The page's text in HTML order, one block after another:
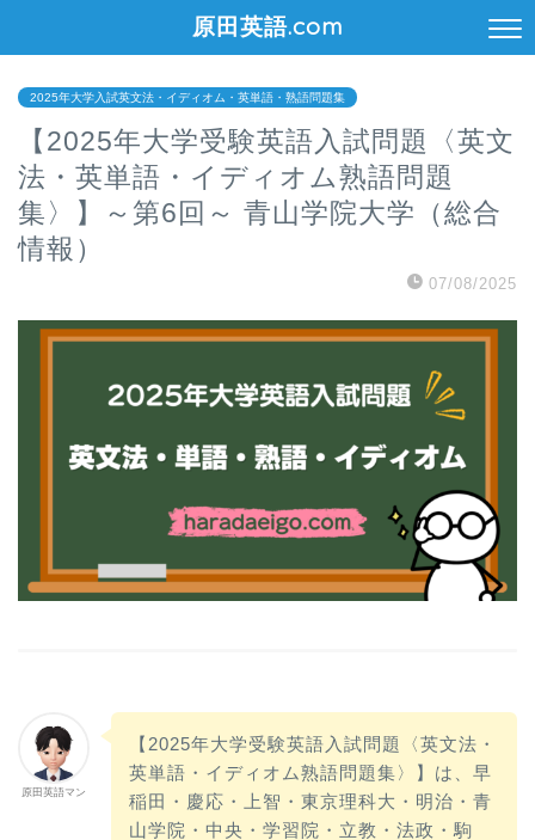
原田英語.com
2025年大学入試英文法・イディオム・英単語・熟語問題集
【2025年大学受験英語入試問題〈英文
法・英単語・イディオム熟語問題
集〉】～第6回～ 青山学院大学（総合
情報）
07/08/2025
原田英語マン
【2025年大学受験英語入試問題〈英文法・
英単語・イディオム熟語問題集〉】は、早
稲田・慶応・上智・東京理科大・明治・青
山学院・中央・学習院・立教・法政・駒